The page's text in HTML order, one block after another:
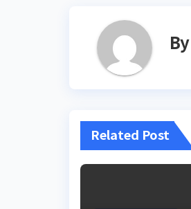
ビ
ゲ
ー
シ
ョ
ン
By
Related Post